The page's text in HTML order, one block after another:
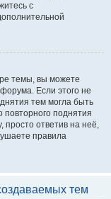
с
темы, вы можете
Если этого не
тем могла быть
поднятия
ответив на неё,
правила
тем